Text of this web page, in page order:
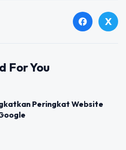
facebook X
For You
Peringkat Website